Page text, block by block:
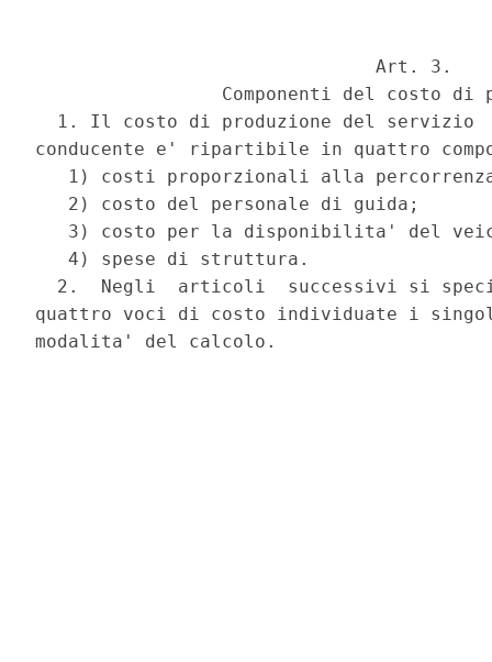
                               Art. 3.
Componenti del costo di
1. Il costo di produzione del servizio
conducente e' ripartibile in quattro
1) costi proporzionali alla
   2) costo del personale di guida;
3) costo per la disponibilita' del
   4) spese di struttura.
2.  Negli  articoli  successivi si
quattro voci di costo individuate i